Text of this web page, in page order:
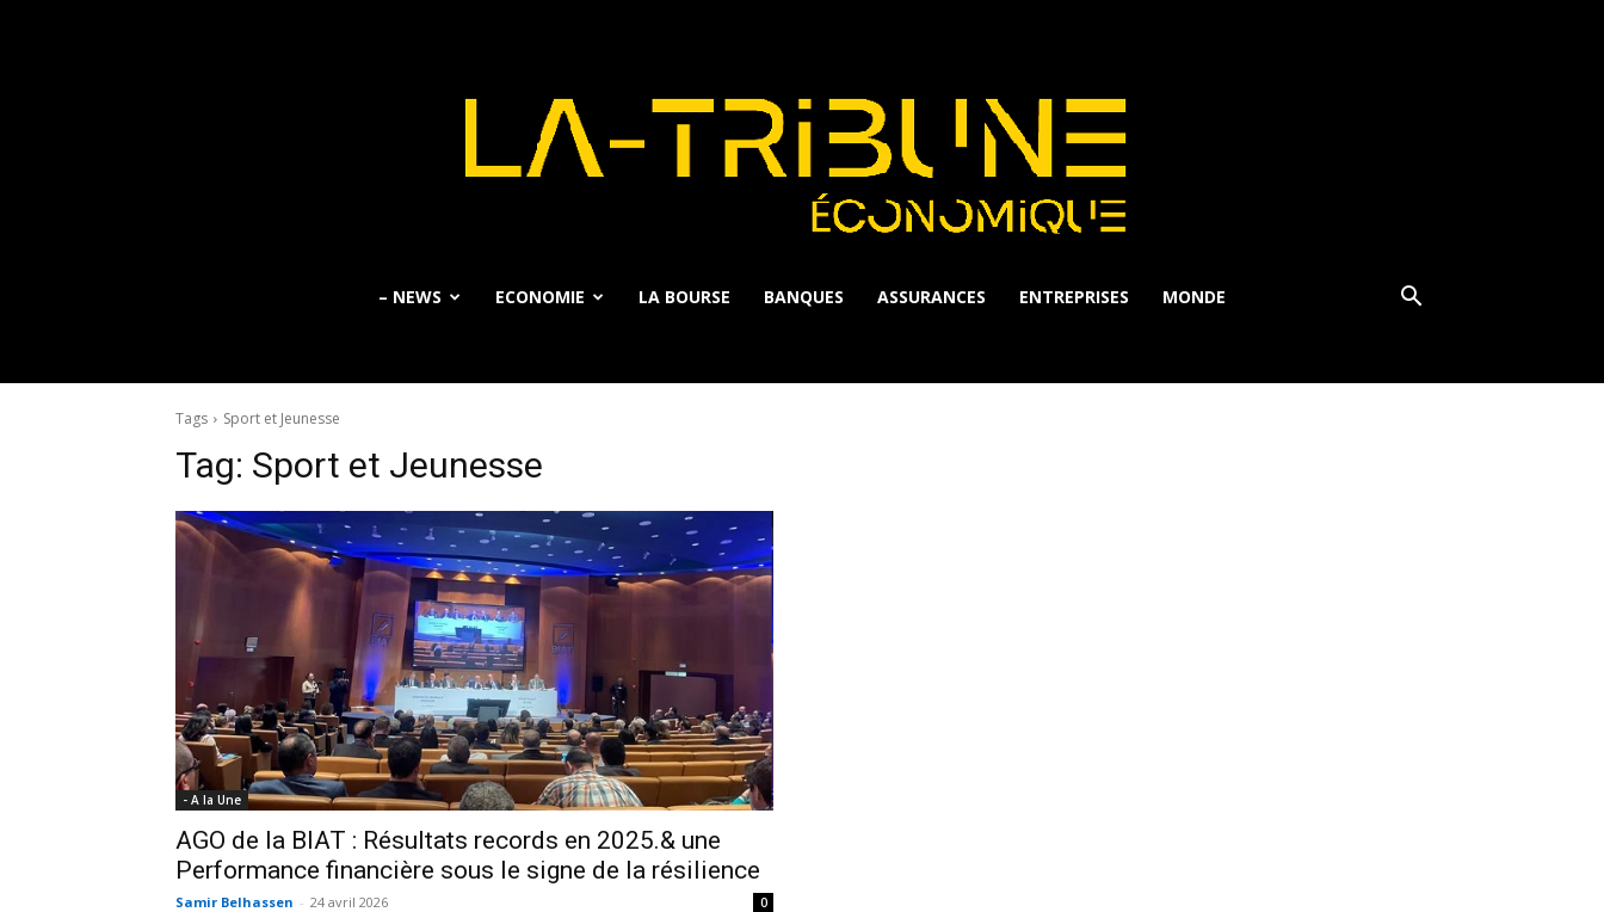
– NEWS ECONOMIE LA BOURSE BANQUES ASSURANCES ENTREPRISES MONDE
Tags Sport et Jeunesse
Tag: Sport et Jeunesse
- A la Une
AGO de la BIAT : Résultats records en 2025.& une
Performance financière sous le signe de la résilience
Samir Belhassen - 24 avril 2026 0